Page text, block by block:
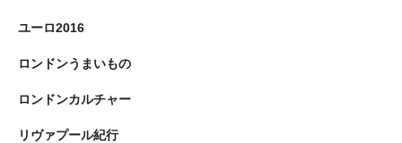
ユーロ2016
ロンドンうまいもの
ロンドンカルチャー
リヴァプール紀行